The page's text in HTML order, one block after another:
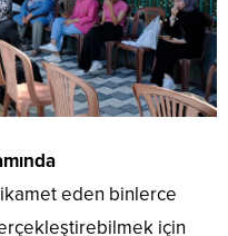
eden binlerce
için